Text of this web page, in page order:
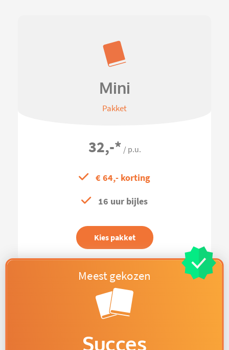
Mini
Pakket
32,-* / p.u.
€ 64,- korting
16 uur bijles
Kies pakket
Succes